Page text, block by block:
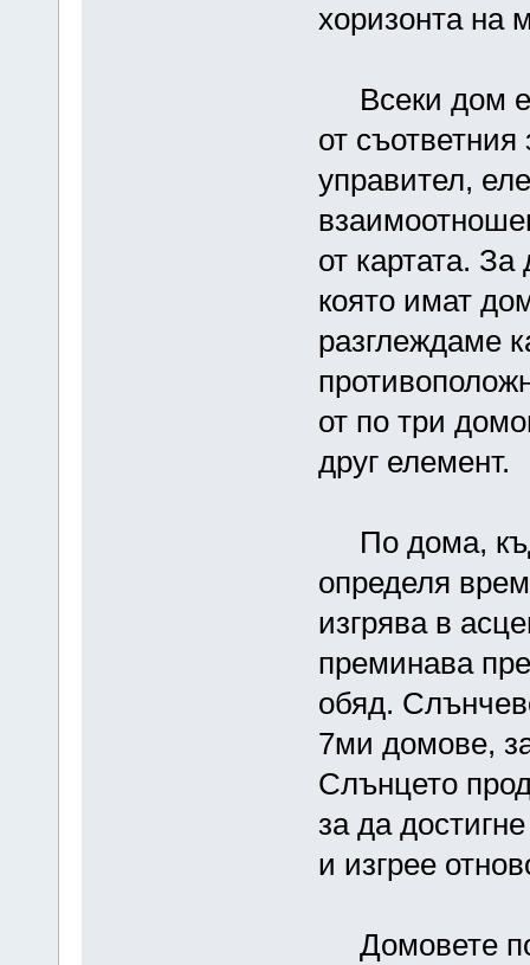
хоризонта на
Всеки дом е
от съответния
управител,
от картата.
която имат
разглеждаме
от по три
друг елемент.
По дома,
определя
изгрява в
преминава
обяд.
7ми домове,
Слънцето
за да
и изгрее
Домовете